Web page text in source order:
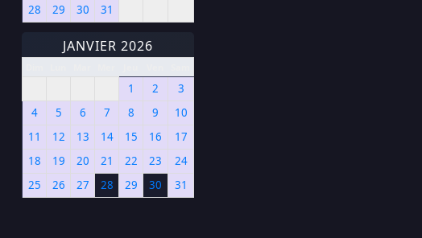
28
29 30 31
JANVIER 2026
1 2
3
4
5 6 7 8 9
10
11
12 13 14 15 16
17
18
19 20 21 22 23
24
25
26 27 28 29 30 31